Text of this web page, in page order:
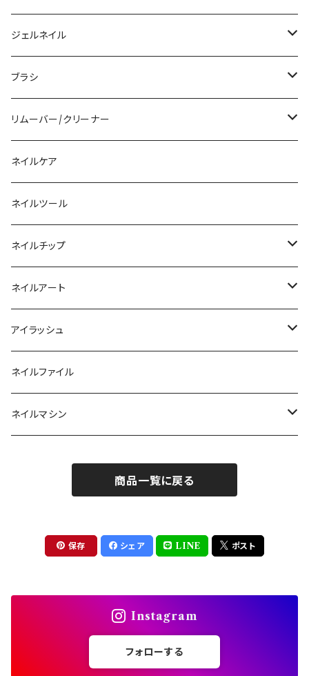
アクリルジェル
アクリルリキッド
その他ツール
ジェルネイル
トップジェル
ベースジェル
ファンクションジェル
カラージェル
ベーシックカラージェル
マグネットジェル
ブラシ
ジェルブラシ
アクリルブラシ
マグネット
その他
リムーバー/クリーナー
リムーバー
クリーナー
アセトン
エタノール
ネイルケア
ネイルツール
ネイルチップ
ノーマルチップ
ソフトジェルチップ
ツール
ネイルアート
パール
パウダー
ストーン
ドライフラワー
アイラッシュ
まつげ
グルー/リムーバー
ネイルファイル
ネイルマシン
商品一覧に戻る
保存 シェア LINE ポスト
Instagram
フォローする